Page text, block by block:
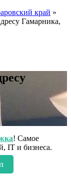
край »
Гамарника,
! Самое
IT и бизнеса.